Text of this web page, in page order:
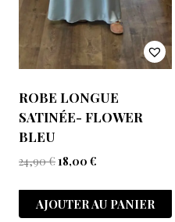
ROBE LONGUE
SATINÉE- FLOWER
BLEU
24,90€18,00 €
AJOUTER AU PANIER